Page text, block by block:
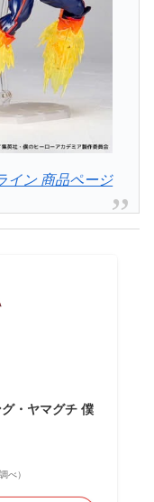
イン 商品ページ
・ヤマグチ 僕
べ）